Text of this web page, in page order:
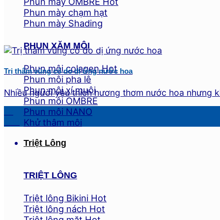
Phun mày chạm hạt
Phun mày Shading
PHUN XĂM MÔI
Phun môi colagen
Phun môi pha lê
Phun môi xí muội
Phun môi OMBRE
Phun môi NANO
Khử thâm môi
Triệt Lông
TRIỆT LÔNG
Triệt lông Bikini
Triệt lông nách
Trị thâm vùng cổ do dị ứng nước hoa
Nhiều người yêu thích hương thơm nước hoa nhưng